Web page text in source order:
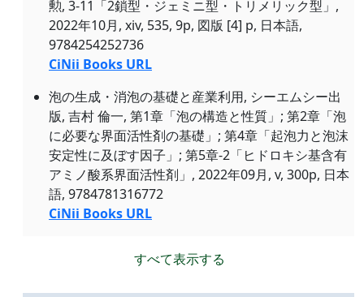
勲, 3-11「2鎖型・ジェミニ型・トリメリック型」,
2022年10月, xiv, 535, 9p, 図版 [4] p, 日本語,
9784254252736
CiNii Books URL
泡の生成・消泡の基礎と産業利用, シーエムシー出
版, 吉村 倫一, 第1章「泡の構造と性質」; 第2章「泡
に必要な界面活性剤の基礎」; 第4章「起泡力と泡沫
安定性に及ぼす因子」; 第5章-2「ヒドロキシ基含有
アミノ酸系界面活性剤」, 2022年09月, v, 300p, 日本
語, 9784781316772
CiNii Books URL
すべて表示する